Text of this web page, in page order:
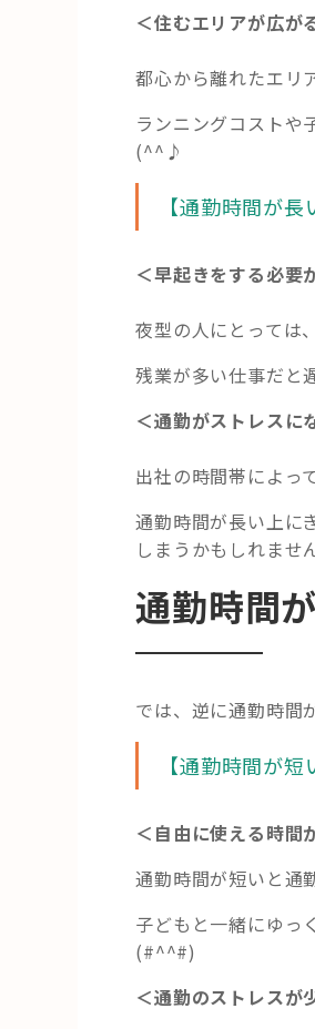
＜住むエリアが広が
都心から離れたエリ
ランニングコストや
(^^♪
【通勤時間が長
＜早起きをする必要
夜型の人にとっては
残業が多い仕事だと
＜通勤がストレスに
出社の時間帯によっ
通勤時間が長い上に
しまうかもしれませ
通勤時間
では、逆に通勤時間
【通勤時間が短
＜自由に使える時間
通勤時間が短いと通
子どもと一緒にゆっ
(#^^#)
＜通勤のストレスが